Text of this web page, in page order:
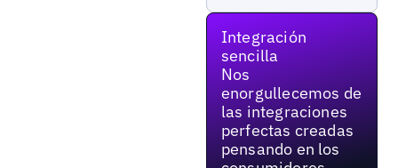
Integración
sencilla
Nos
enorgullecemos de
las integraciones
perfectas creadas
pensando en los